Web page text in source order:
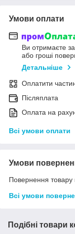
Умови оплати
Ви отримаєте
або гроші
Детальніше
Оплатити
Післяплата
Оплата на
Всі умови оплати
Умови
Повернення товару
Всі умови
Подібні товари